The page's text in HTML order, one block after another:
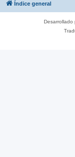
Índice general
Desarrollado